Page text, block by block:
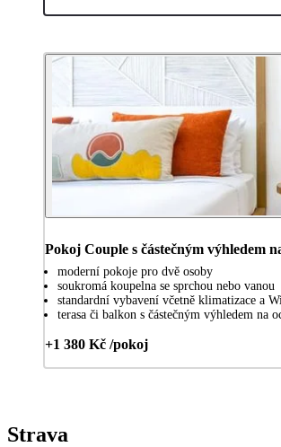
Pokoj Couple s částečným výhledem
moderní pokoje pro dvě osoby
soukromá koupelna se sprchou nebo vanou
standardní vybavení včetně klimatizace a
terasa či balkon s částečným výhledem na
+1 380 Kč /pokoj
Strava